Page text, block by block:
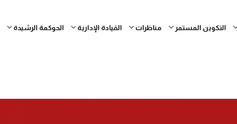
التكوين المستمر مناظرات القيادة الإدارية الحوكمة الرشيدة